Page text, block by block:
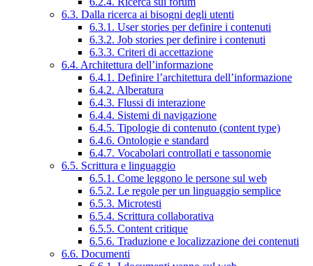
6.3. Dalla ricerca ai bisogni degli utenti
6.3.1. User stories per definire i contenuti
6.3.2. Job stories per definire i contenuti
6.3.3. Criteri di accettazione
6.4. Architettura dell’informazione
6.4.1. Definire l’architettura dell’informazione
6.4.2. Alberatura
6.4.3. Flussi di interazione
6.4.4. Sistemi di navigazione
6.4.5. Tipologie di contenuto (content type)
6.4.6. Ontologie e standard
6.4.7. Vocabolari controllati e tassonomie
6.5. Scrittura e linguaggio
6.5.1. Come leggono le persone sul web
6.5.2. Le regole per un linguaggio semplice
6.5.3. Microtesti
6.5.4. Scrittura collaborativa
6.5.5. Content critique
6.5.6. Traduzione e localizzazione dei contenuti
6.6. Documenti